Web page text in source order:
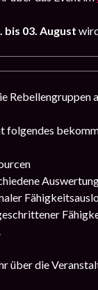
bis 03. August
Rebellengruppen
folgendes
über die